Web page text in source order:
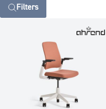
Filters